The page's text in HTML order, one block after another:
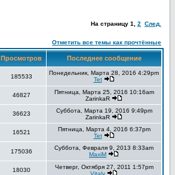
На страницу 1 2 След.
Отметить все темы как прочтённые
Просмотров Последнее сообщение
185533
Понедельник, Марта 28, 2016 4:29pm
Tet
46827
Пятница, Марта 25, 2016 10:16am
ZarinkaR
36623
Суббота, Марта 19, 2016 9:49pm
ZarinkaR
16521
Пятница, Марта 4, 2016 6:37pm
Tet
175036
Суббота, Февраля 9, 2013 8:33am
MaxiM
18030
Четверг, Октября 27, 2011 1:57pm
Vitaly